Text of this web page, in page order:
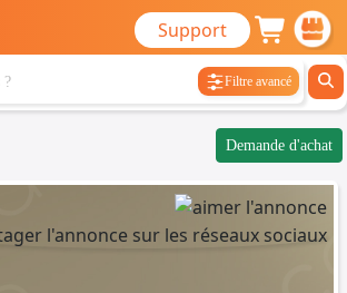
Support
Filtre avancé
Demande d'achat